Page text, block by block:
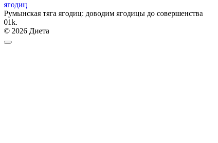
ягодиц
Румынская тяга ягодиц: доводим ягодицы до совершенства
01k.
© 2026 Диета